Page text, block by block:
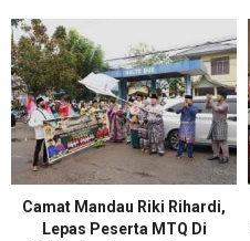
Camat Mandau Riki Rihardi,
Lepas Peserta MTQ Di